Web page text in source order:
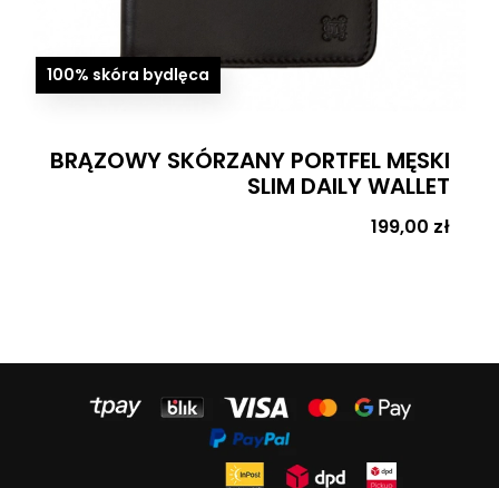
100% skóra bydlęca
BRĄZOWY SKÓRZANY PORTFEL MĘSKI
SLIM DAILY WALLET
Cena
199,00 zł